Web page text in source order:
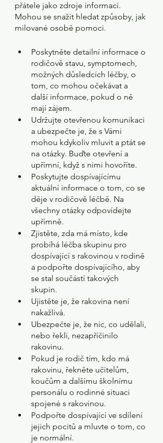
přátele jako zdroje informací.
Mohou se snažit hledat způsoby, jak
milované osobě pomoci.
Poskytněte detailní informace o
rodičově stavu, symptomech,
možných důsledcích léčby, o
tom, co mohou očekávat a
další informace, pokud o ně
mají zájem.
Udržujte otevřenou komunikaci
a ubezpečte je, že s Vámi
mohou kdykoliv mluvit a ptát se
na otázky. Buďte otevření a
upřímní, když s nimi hovoříte.
Poskytujte dospívajícímu
aktuální informace o tom, co se
děje v rodičově léčbě. Na
všechny otázky odpovídejte
upřímně.
Zjistěte, zda má místo, kde
probíhá léčba skupinu pro
dospívající s rakovinou v rodině
a podpořte dospívajícího, aby
se stal součástí takových
skupin.
Ujistěte je, že rakovina není
nakažlivá.
Ubezpečte je, že nic, co udělali,
nebo řekli, nezapříčinilo
rakovinu.
Pokud je rodič tím, kdo má
rakovinu, řekněte učitelům,
koučům a dalšímu školnímu
personálu o rodinné situaci
spojené s rakovinou.
Podpořte dospívající ve sdílení
jejich pocitů a mluvte o tom, co
je normální.